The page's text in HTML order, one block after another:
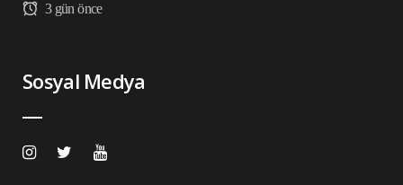
3 gün önce
Sosyal Medya